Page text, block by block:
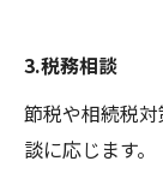
3.税務相談
節税や相続税
談に応じます。